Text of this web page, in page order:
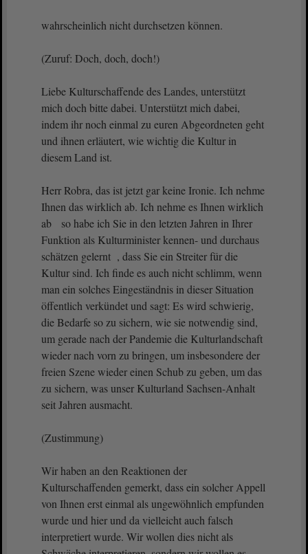
wahrscheinlich nicht durchsetzen können.
(Zuruf: Doch, doch, doch!)
Liebe Kulturschaffende des Landes, unterstützt
mich doch bitte dabei. Unterstützt mich dabei,
indem ihr noch einmal zu euren Abgeordneten geht
und ihnen erläutert, wie wichtig die Kultur in
diesem Land ist.
Herr Robra, das ist jetzt gar keine Ironie. Ich nehme
Ihnen das wirklich ab. Ich nehme es Ihnen wirklich
ab so habe ich Sie in den letzten Jahren in Ihrer
Funktion als Kulturminister kennen- und durchaus
schätzen gelernt , dass Sie ein Streiter für die
Kultur sind. Ich finde es auch nicht schlimm, wenn
man ein solches Eingeständnis in dieser Situation
öffentlich verkündet und sagt: Es wird schwierig,
die Bedarfe so zu sichern, wie sie notwendig sind,
um gerade nach der Pandemie die Kulturlandschaft
wieder nach vorn zu bringen, um insbesondere der
freien Szene wieder einen Schub zu geben, um das
zu sichern, was unser Kulturland Sachsen-Anhalt
seit Jahren ausmacht.
(Zustimmung)
Wir haben an den Reaktionen der
Kulturschaffenden gemerkt, dass ein solcher Appell
von Ihnen erst einmal als ungewöhnlich empfunden
wurde und hier und da vielleicht auch falsch
interpretiert wurde. Wir wollen dies nicht als